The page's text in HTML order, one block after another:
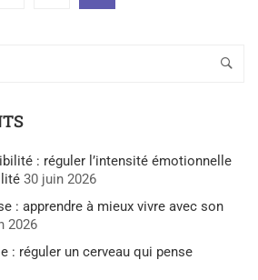
: réguler l’intensité émotionnelle
30 juin 2026
: apprendre à mieux vivre avec son
2026
: réguler un cerveau qui pense